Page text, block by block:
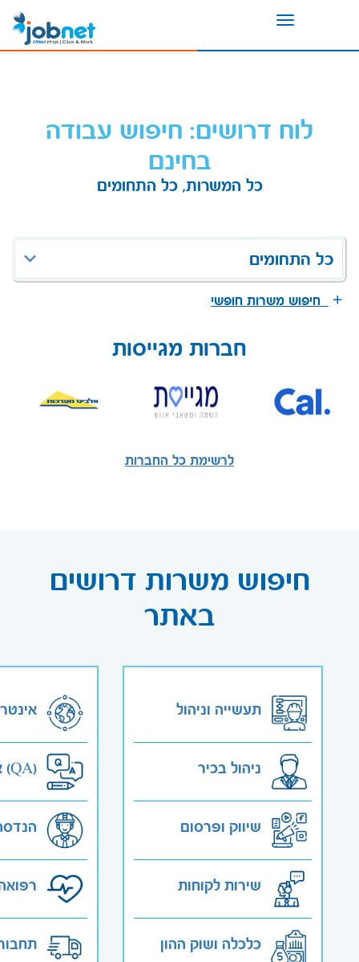
Toggle
לוח דרושים: חיפוש עבודה
בחינם
כל המשרות, כל התחומים
כל התחומים
חיפוש משרות חופשי
חברות מגייסות
לרשימת כל החברות
חיפוש משרות דרושים
באתר
תעשייה וניהול
ניהול בכיר
שיווק ופרסום
שירות לקוחות
כלכלה ושוק ההון
אבטחת איכות (QA)